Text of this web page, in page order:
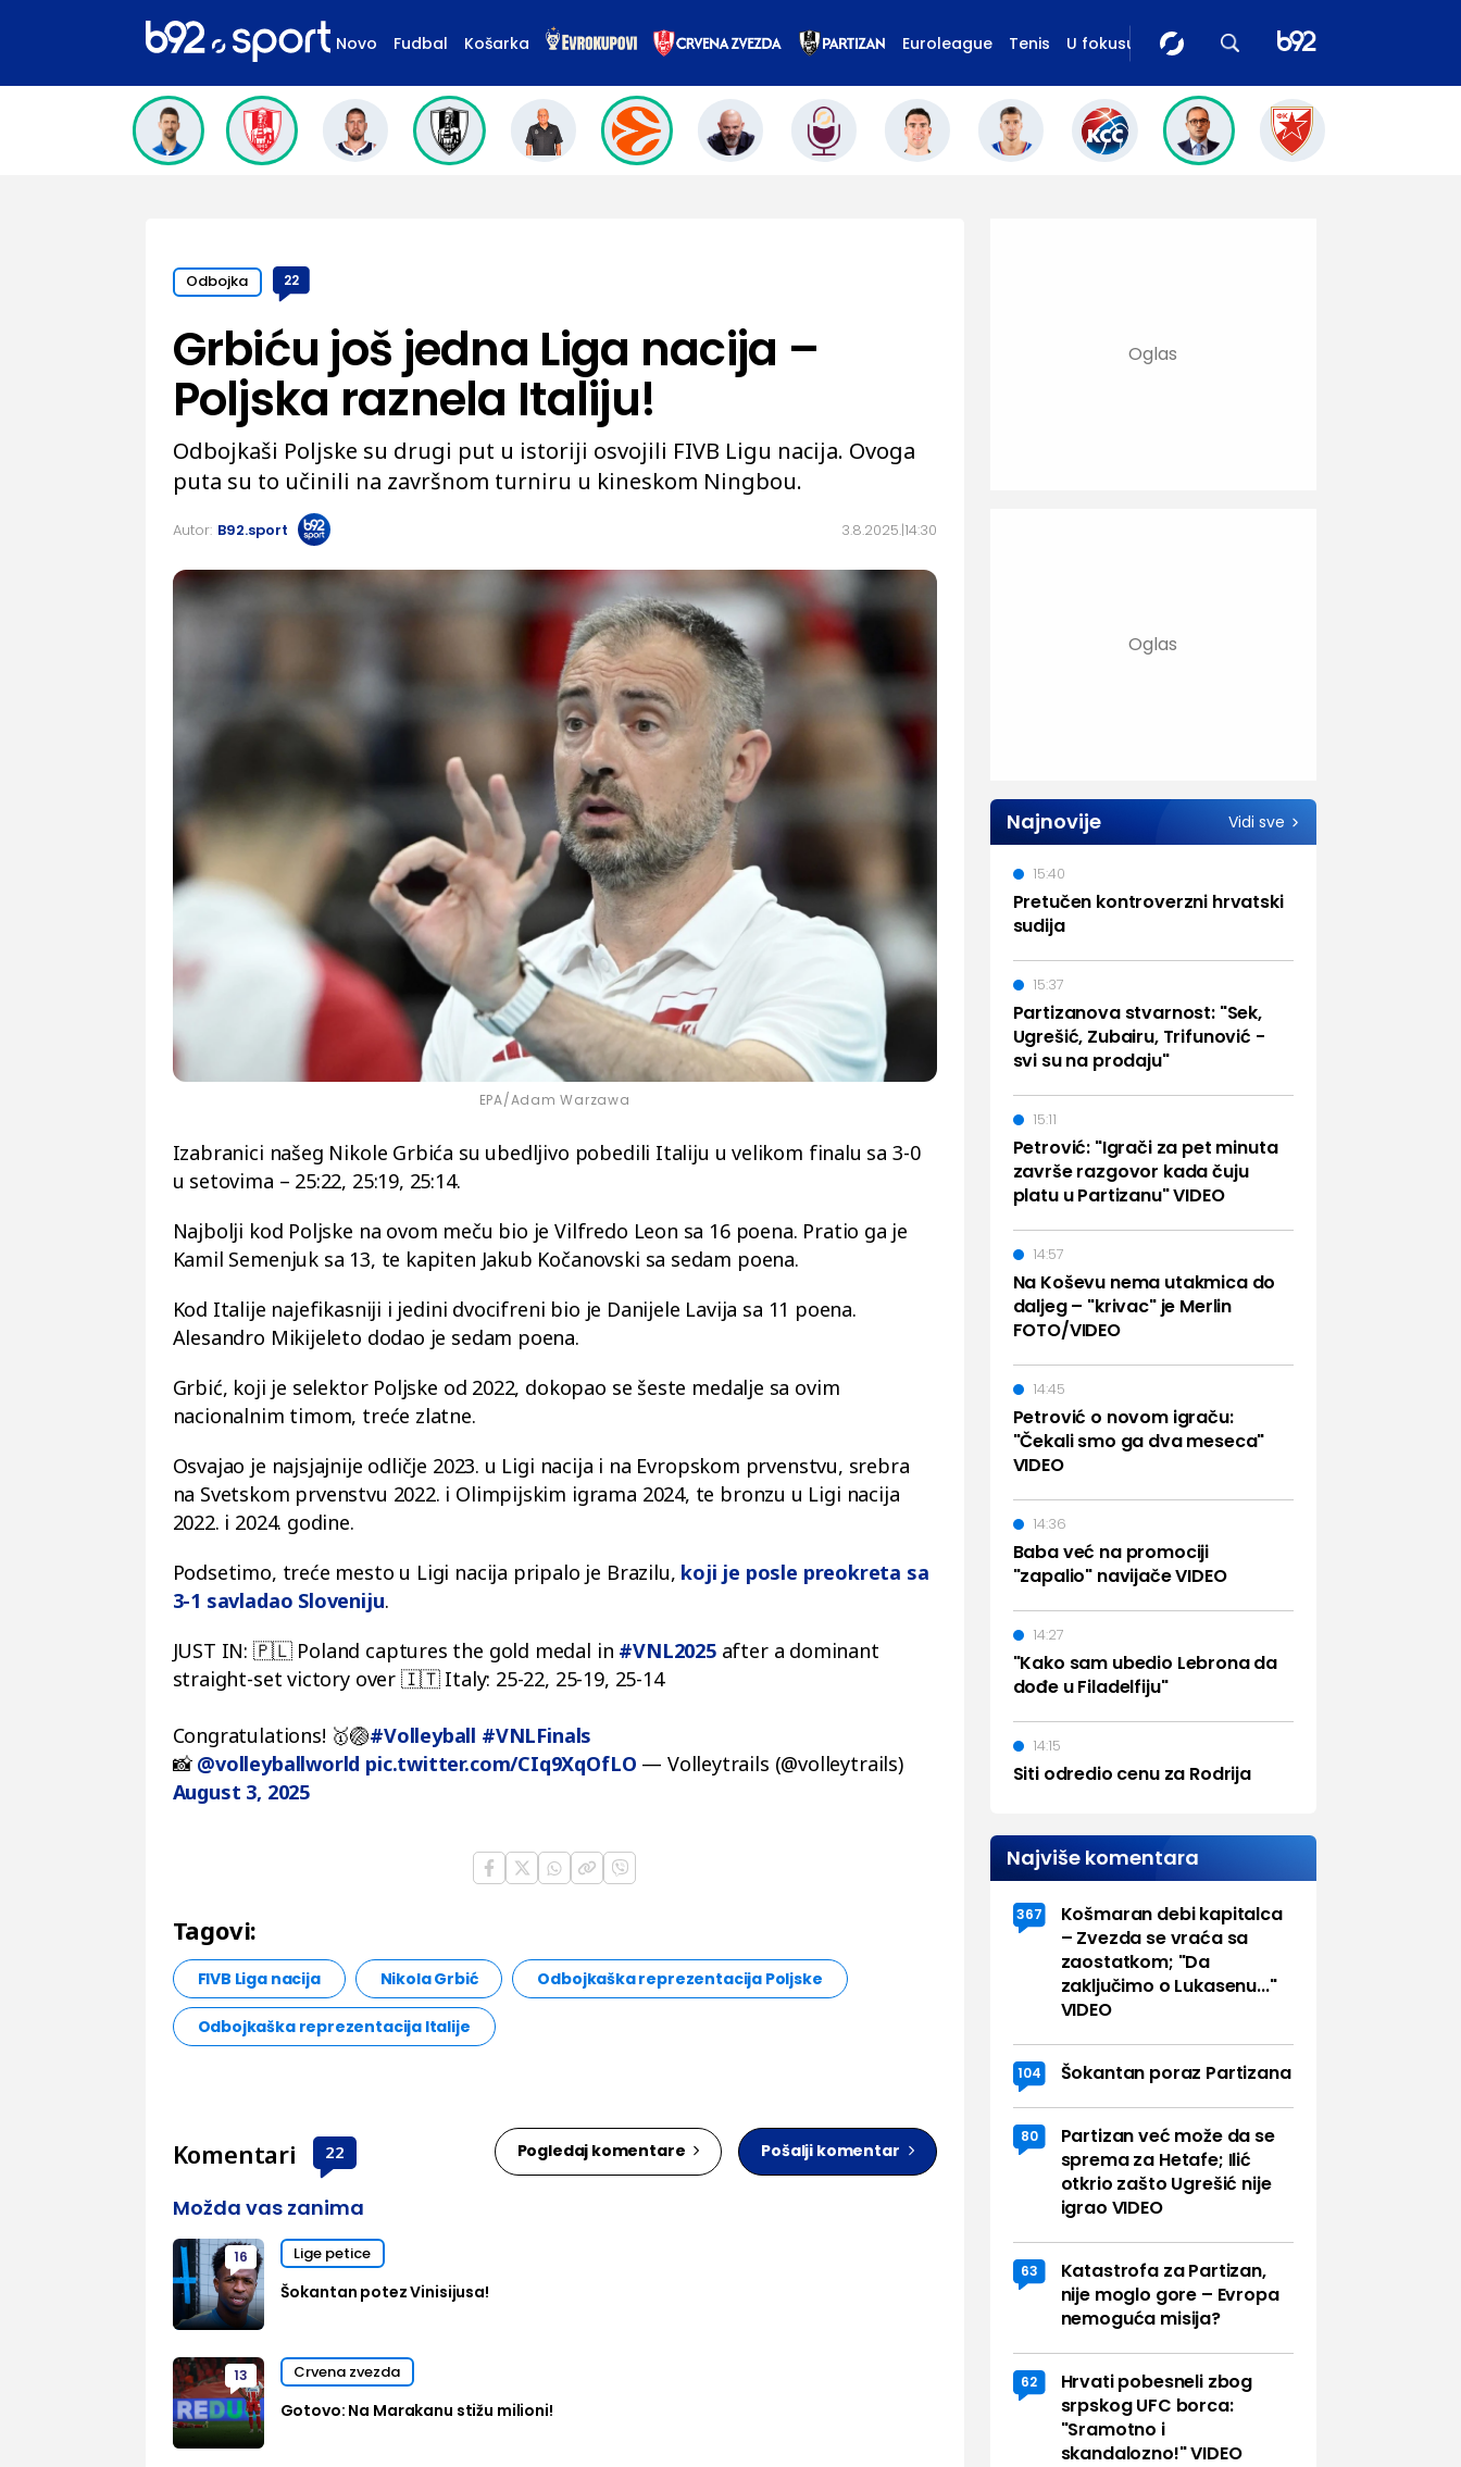
Novo Fudbal Košarka Euroleague Tenis U fokusu
Odbojka 22
3.8.2025. 14:30
Grbiću još jedna Liga nacija –
Poljska raznela Italiju!
Odbojkaši Poljske su drugi put u istoriji osvojili FIVB Ligu nacija. Ovoga
puta su to učinili na završnom turniru u kineskom Ningbou.
Autor: B92.sport
EPA/Adam Warzawa
Izabranici našeg Nikole Grbića su ubedljivo pobedili Italiju u velikom finalu sa 3-0
u setovima – 25:22, 25:19, 25:14.
Najbolji kod Poljske na ovom meču bio je Vilfredo Leon sa 16 poena. Pratio ga je
Kamil Semenjuk sa 13, te kapiten Jakub Kočanovski sa sedam poena.
Kod Italije najefikasniji i jedini dvocifreni bio je Danijele Lavija sa 11 poena.
Alesandro Mikijeleto dodao je sedam poena.
Grbić, koji je selektor Poljske od 2022, dokopao se šeste medalje sa ovim
nacionalnim timom, treće zlatne.
Osvajao je najsjajnije odličje 2023. u Ligi nacija i na Evropskom prvenstvu, srebra
na Svetskom prvenstvu 2022. i Olimpijskim igrama 2024, te bronzu u Ligi nacija
2022. i 2024. godine.
Podsetimo, treće mesto u Ligi nacija pripalo je Brazilu, koji je posle preokreta sa
3-1 savladao Sloveniju.
JUST IN: 🇵🇱 Poland captures the gold medal in #VNL2025after a dominant
straight-set victory over 🇮🇹 Italy: 25-22, 25-19, 25-14
Congratulations! 🥇🏐#Volleyball #VNLFinals
📸 @volleyballworld pic.twitter.com/CIq9XqOfLO — Volleytrails (@volleytrails)
August 3, 2025
Tagovi:
FIVB Liga nacija Nikola Grbić Odbojkaška reprezentacija Poljske
Odbojkaška reprezentacija Italije
Komentari 22 Pogledaj komentare Pošalji komentar
Možda vas zanima
16 Lige petice
Šokantan potez Vinisijusa!
13 Crvena zvezda
Gotovo: Na Marakanu stižu milioni!
Najnovije Vidi sve
Pretučen kontroverzni hrvatski
sudija
15:40
Partizanova stvarnost: "Sek,
Ugrešić, Zubairu, Trifunović -
svi su na prodaju"
15:37
Petrović: "Igrači za pet minuta
završe razgovor kada čuju
platu u Partizanu" VIDEO
15:11
Na Koševu nema utakmica do
daljeg – "krivac" je Merlin
FOTO/VIDEO
14:57
Petrović o novom igraču:
"Čekali smo ga dva meseca"
VIDEO
14:45
Baba već na promociji
"zapalio" navijače VIDEO
14:36
"Kako sam ubedio Lebrona da
dođe u Filadelfiju"
14:27
Siti odredio cenu za Rodrija
14:15
Najviše komentara
367
Košmaran debi kapitalca
– Zvezda se vraća sa
zaostatkom; "Da
zaključimo o Lukasenu..."
VIDEO
104 Šokantan poraz Partizana
80
Partizan već može da se
sprema za Hetafe; Ilić
otkrio zašto Ugrešić nije
igrao VIDEO
63
Katastrofa za Partizan,
nije moglo gore – Evropa
nemoguća misija?
62
Hrvati pobesneli zbog
srpskog UFC borca:
"Sramotno i
skandalozno!" VIDEO